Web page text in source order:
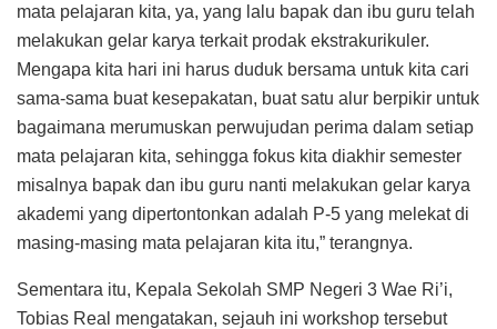
mata pelajaran kita, ya, yang lalu bapak dan ibu guru telah
melakukan gelar karya terkait prodak ekstrakurikuler.
Mengapa kita hari ini harus duduk bersama untuk kita cari
sama-sama buat kesepakatan, buat satu alur berpikir untuk
bagaimana merumuskan perwujudan perima dalam setiap
mata pelajaran kita, sehingga fokus kita diakhir semester
misalnya bapak dan ibu guru nanti melakukan gelar karya
akademi yang dipertontonkan adalah P-5 yang melekat di
masing-masing mata pelajaran kita itu,” terangnya.
Sementara itu, Kepala Sekolah SMP Negeri 3 Wae Ri’i,
Tobias Real mengatakan, sejauh ini workshop tersebut